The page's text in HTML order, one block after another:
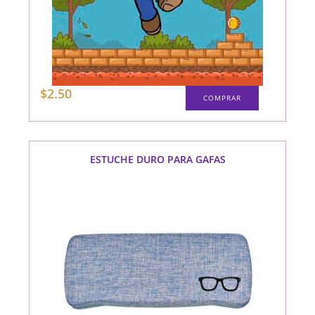
$2.50 COMPRAR
ESTUCHE DURO PARA GAFAS